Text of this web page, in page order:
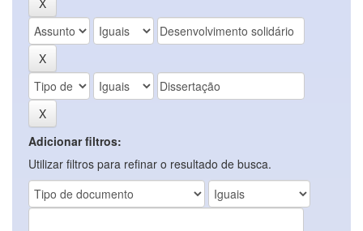
Adicionar filtros:
Utilizar filtros para refinar o resultado de busca.